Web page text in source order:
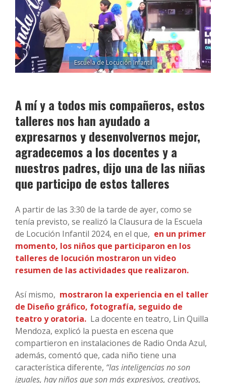
Escuela de Locución Infantil
A mí y a todos mis compañeros, estos
talleres nos han ayudado a
expresarnos y desenvolvernos mejor,
agradecemos a los docentes y a
nuestros padres, dijo una de las niñas
que participo de estos talleres
A partir de las 3:30 de la tarde de ayer, como se
tenía previsto, se realizó la Clausura de la Escuela
de Locución Infantil 2024, en el que, en un primer
momento, los niños que participaron en los
talleres de locución mostraron un video
resumen de las actividades que realizaron.
Así mismo, mostraron la experiencia en el taller
de Diseño gráfico, fotografía, seguido de
teatro y oratoria. La docente en teatro, Lin Quilla
Mendoza, explicó la puesta en escena que
compartieron en instalaciones de Radio Onda Azul,
además, comentó que, cada niño tiene una
característica diferente, “las inteligencias no son
iguales, hay niños que son más expresivos, creativos,